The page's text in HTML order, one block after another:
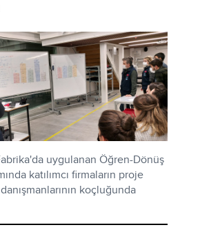
uygulanan Öğren-Dönüş
katılımcı firmaların proje
koçluğunda